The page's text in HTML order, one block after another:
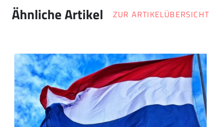
Ähnliche Artikel ZUR ARTIKELÜBERSICHT